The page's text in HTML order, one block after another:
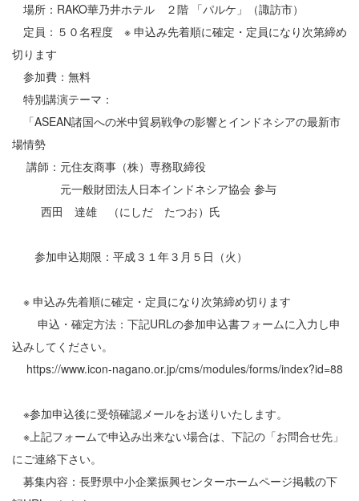
場所：RAKO華乃井ホテル ２階 「パルケ」（諏訪市）
定員：５０名程度 ※ 申込み先着順に確定・定員になり次第締め
切ります
参加費：無料
特別講演テーマ：
「ASEAN諸国への米中貿易戦争の影響とインドネシアの最新市
場情勢
講師：元住友商事（株）専務取締役
元一般財団法人日本インドネシア協会 参与
西田 達雄 （にしだ たつお）氏
参加申込期限：平成３１年３月５日（火）
※ 申込み先着順に確定・定員になり次第締め切ります
申込・確定方法：下記URLの参加申込書フォームに入力し申
込みしてください。
https://www.icon-nagano.or.jp/cms/modules/forms/index?id=88
※参加申込後に受領確認メールをお送りいたします。
※上記フォームで申込み出来ない場合は、下記の「お問合せ先」
にご連絡下さい。
募集内容：長野県中小企業振興センターホームページ掲載の下